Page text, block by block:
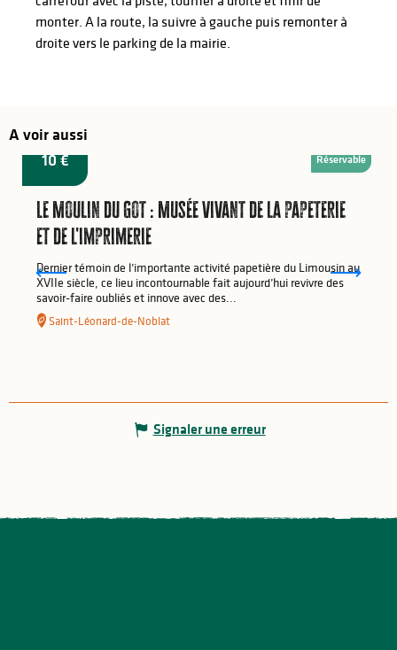
monter. A la route, la suivre à gauche puis remonter à
droite vers le parking de la mairie.
A voir aussi
à partir de
10€
Le Moulin du Got : Musée vivant de la papeterie
et de l'imprimerie
Dernier témoin de l’importante activité papetière du Limousin au
XVIIe siècle, ce lieu incontournable fait aujourd’hui revivre des
savoir-faire oubliés et innove avec des...
Saint-Léonard-de-Noblat
Réservable
Signaler une erreur